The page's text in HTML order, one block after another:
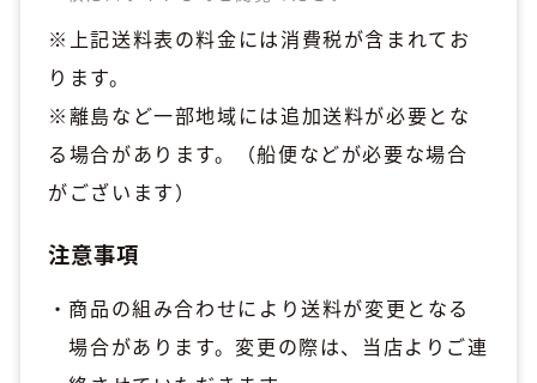
※上記送料表の料金には消費税が含まれてお
ります。
※離島など一部地域には追加送料が必要とな
る場合があります。（船便などが必要な場合
がございます）
注意事項
商品の組み合わせにより送料が変更となる
場合があります。変更の際は、当店よりご連